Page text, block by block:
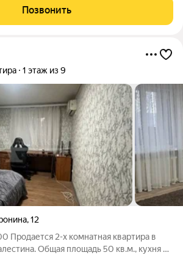
по образцу района «Палестина».
втором этаже
Позвонить
1 этаж из 9
,12
Продается 2-х комнатная квартира в
Общая площадь 50 кв.м., кухня 8